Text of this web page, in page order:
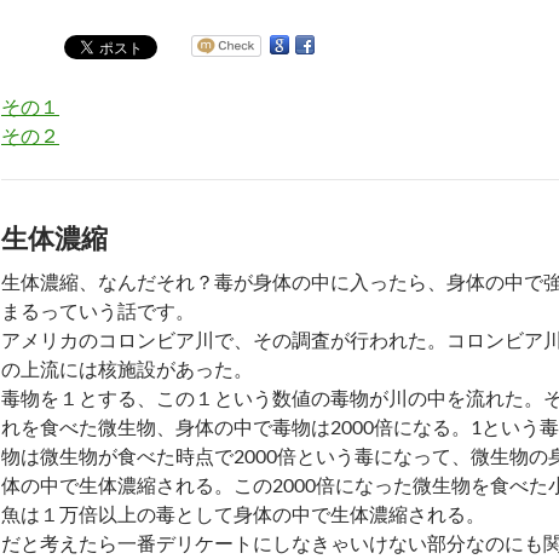
その１
その２
生体濃縮
生体濃縮、なんだそれ？毒が身体の中に入ったら、身体の中で
まるっていう話です。
アメリカのコロンビア川で、その調査が行われた。コロンビア川
の上流には核施設があった。
毒物を１とする、この１という数値の毒物が川の中を流れた。
れを食べた微生物、身体の中で毒物は2000倍になる。1という毒
物は微生物が食べた時点で2000倍という毒になって、微生物の
体の中で生体濃縮される。この2000倍になった微生物を食べた
魚は１万倍以上の毒として身体の中で生体濃縮される。
だと考えたら一番デリケートにしなきゃいけない部分なのにも